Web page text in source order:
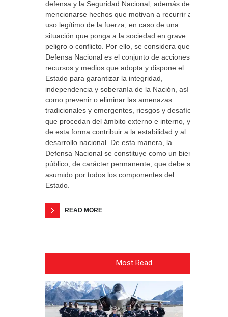
defensa y la Seguridad Nacional, además de
mencionarse hechos que motivan a recurrir al
uso legítimo de la fuerza, en caso de una
situación que ponga a la sociedad en grave
peligro o conflicto. Por ello, se considera que la
Defensa Nacional es el conjunto de acciones,
recursos y medios que adopta y dispone el
Estado para garantizar la integridad,
independencia y soberanía de la Nación, así
como prevenir o eliminar las amenazas
tradicionales y emergentes, riesgos y desafíos
que procedan del ámbito externo e interno, y
de esta forma contribuir a la estabilidad y al
desarrollo nacional. De esta manera, la
Defensa Nacional se constituye como un bien
público, de carácter permanente, que debe ser
asumido por todos los componentes del
Estado.
READ MORE
Most Read